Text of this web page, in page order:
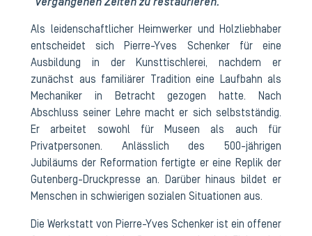
Als leidenschaftlicher Heimwerker und Holzliebhaber
entscheidet sich Pierre-Yves Schenker für eine
Ausbildung in der Kunsttischlerei, nachdem er
zunächst aus familiärer Tradition eine Laufbahn als
Mechaniker in Betracht gezogen hatte. Nach
Abschluss seiner Lehre macht er sich selbstständig.
Er arbeitet sowohl für Museen als auch für
Privatpersonen. Anlässlich des 500-jährigen
Jubiläums der Reformation fertigte er eine Replik der
Gutenberg-Druckpresse an. Darüber hinaus bildet er
Menschen in schwierigen sozialen Situationen aus.
Die Werkstatt von Pierre-Yves Schenker ist ein offener